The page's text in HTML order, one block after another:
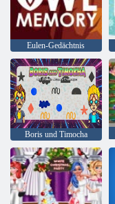
Eulen-Gedächtnis
Boris und Timocha